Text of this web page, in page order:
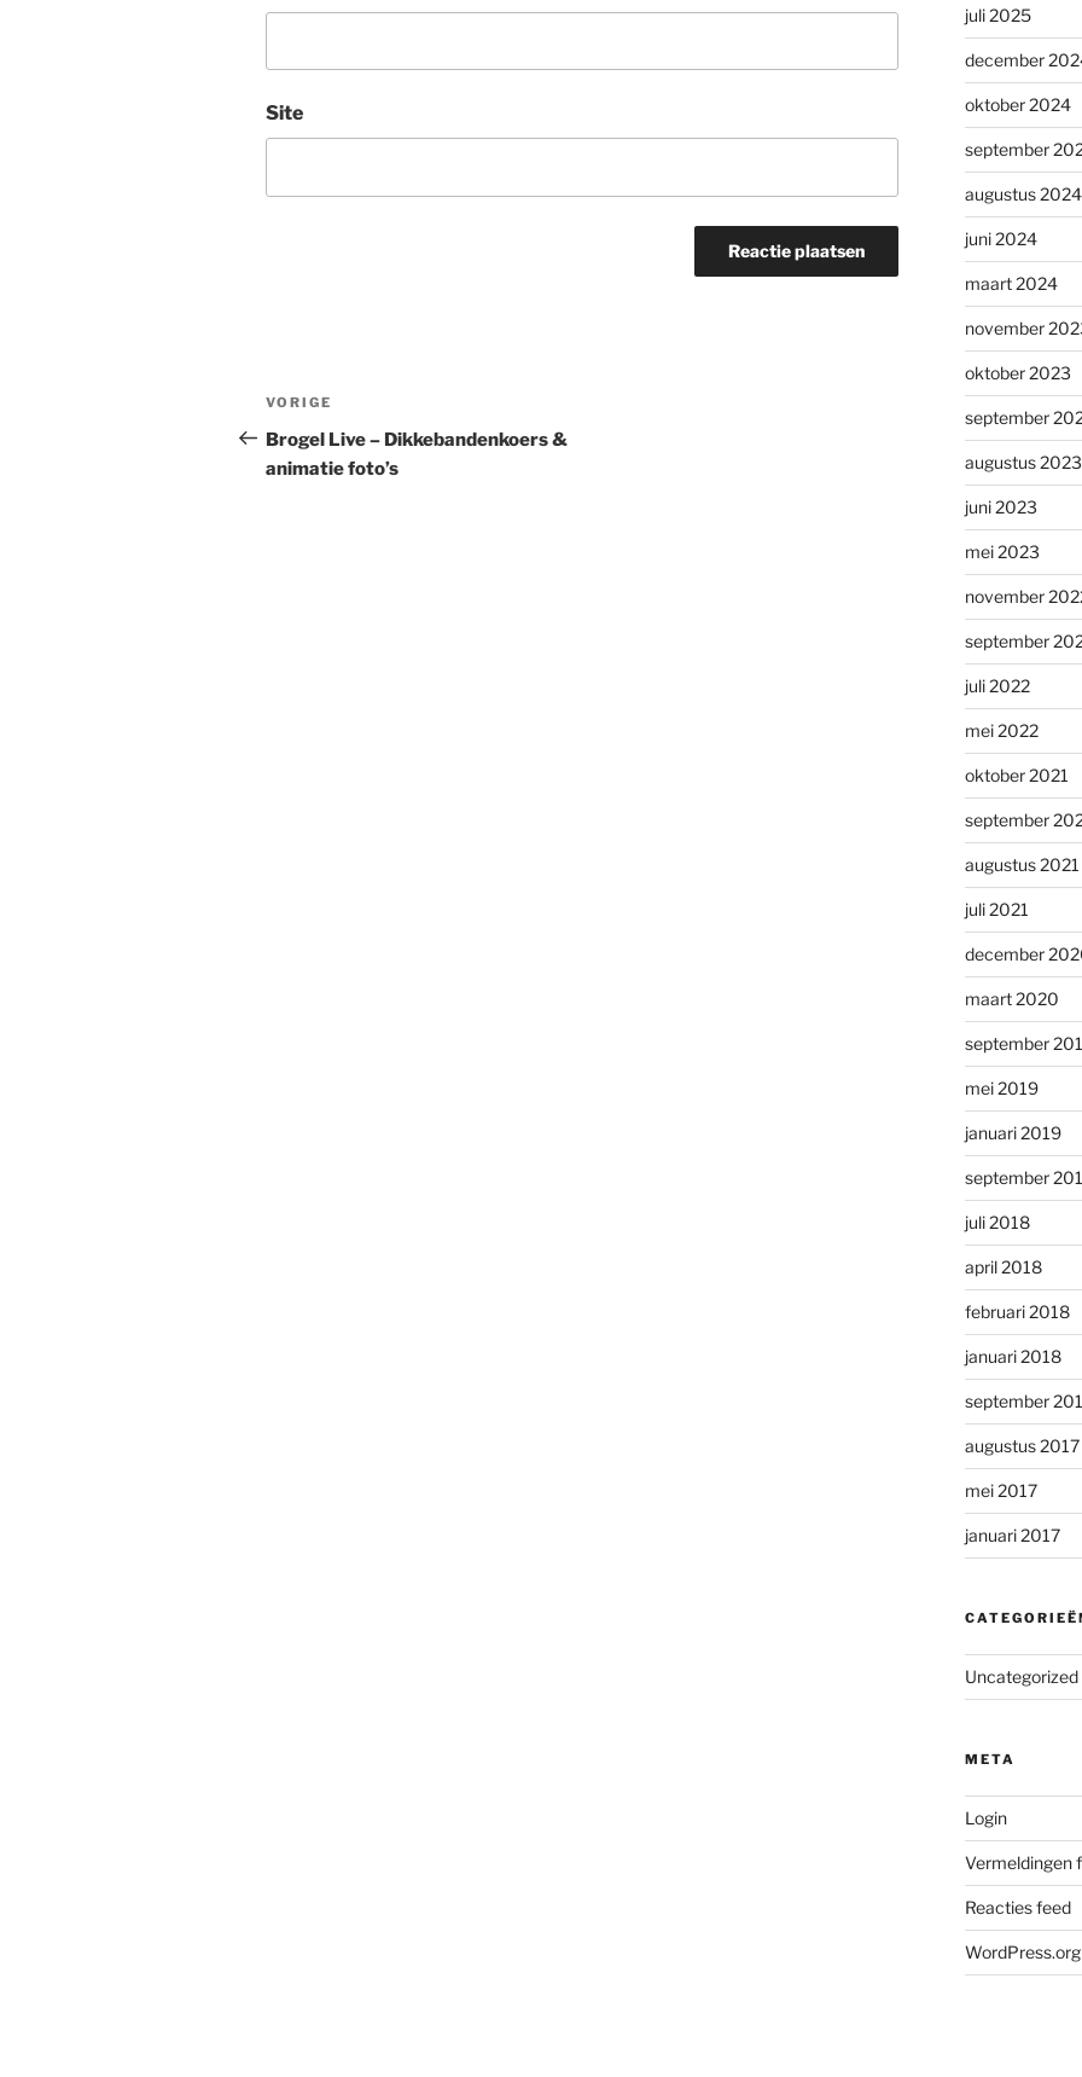
Site
Bericht
navigatie
Vorig
bericht
VORIGE
Brogel Live – Dikkebandenkoers &
animatie foto’s
juli 2025
december
oktober 2024
september
augustus 2024
juni 2024
maart 2024
november
oktober 2023
september
augustus 2023
juni 2023
mei 2023
november
september
juli 2022
mei 2022
oktober 2021
september
augustus 2021
juli 2021
december
maart 2020
september
mei 2019
januari 2019
september
juli 2018
april 2018
februari 2018
januari 2018
september
augustus 2017
mei 2017
januari 2017
Uncategorized
META
Login
Vermeldingen
Reacties feed
WordPress.org